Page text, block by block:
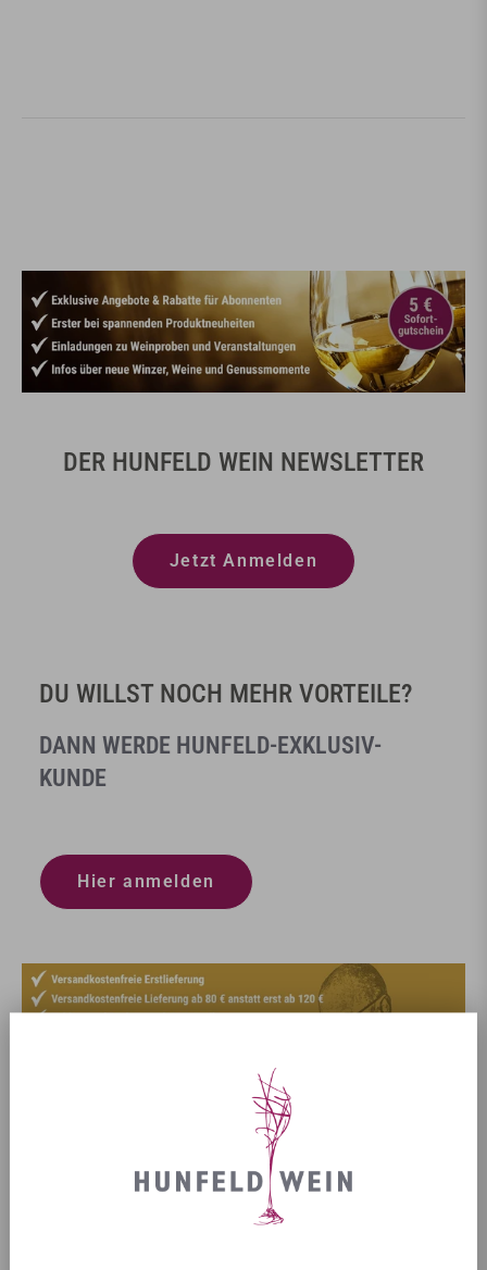
DER HUNFELD WEIN NEWSLETTER
Jetzt Anmelden
DU WILLST NOCH MEHR VORTEILE?
DANN WERDE HUNFELD-EXKLUSIV-
KUNDE
Hier anmelden
NOCH FRAGEN?